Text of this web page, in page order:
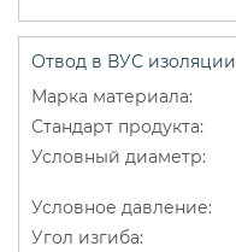
Отвод в ВУС изоляции